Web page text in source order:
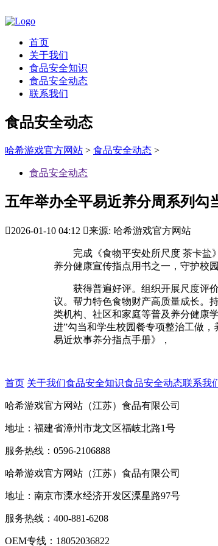
首页
关于我们
食品安全知识
食品安全动态
联系我们
食品安全动态
哈希游戏官方网站 > 食品安全动态 >
食品安全动态
五年举办全平易近养分周系列勾
2026-01-10 04:12 来源: 哈希游戏官方网站
完成《食物平安处所尺度 茶卡盐》
养分健康宣传指点用书之一，守护校
获得普遍好评。组织开展尺度评价
议。帮力特色食物财产高质量成长。
类机构、社区和家庭等普及养分健康
进”勾当和学生校园餐专项整治工做
易近炊事养分指点手册》，
首页 关于我们食品安全知识食品安全动态联系我
哈希游戏官方网站（江苏）食品有限公司
地址：福建省漳州市龙文区福岐北路1号
服务热线：0596-2106888
哈希游戏官方网站（江苏）食品有限公司
地址：南京市溧水经济开发区溧星路97号
服务热线：400-881-6208
OEM专线：18052036822